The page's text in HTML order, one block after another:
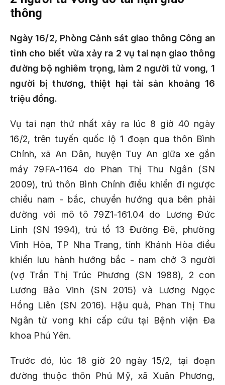
thông
Ngày 16/2, Phòng Cảnh sát giao thông Công an
tỉnh cho biết vừa xảy ra 2 vụ tai nạn giao thông
đường bộ nghiêm trọng, làm 2 người tử vong, 1
người bị thương, thiệt hại tài sản khoảng 16
triệu đồng.
Vụ tai nạn thứ nhất xảy ra lúc 8 giờ 40 ngày
16/2, trên tuyến quốc lộ 1 đoạn qua thôn Bình
Chính, xã An Dân, huyện Tuy An giữa xe gắn
máy 79FA-1164 do Phan Thị Thu Ngân (SN
2009), trú thôn Bình Chính điều khiển đi ngược
chiều nam - bắc, chuyển hướng qua bên phải
đường với mô tô 79Z1-161.04 do Lương Đức
Linh (SN 1994), trú tổ 13 Đường Đê, phường
Vĩnh Hòa, TP Nha Trang, tỉnh Khánh Hòa điều
khiển lưu hành hướng bắc - nam chở 3 người
(vợ Trần Thị Trúc Phương (SN 1988), 2 con
Lương Bảo Vinh (SN 2015) và Lương Ngọc
Hồng Liên (SN 2016). Hậu quả, Phan Thị Thu
Ngân tử vong khi cấp cứu tại Bệnh viện Đa
khoa Phú Yên.
Trước đó, lúc 18 giờ 20 ngày 15/2, tại đoạn
đường thuộc thôn Phú Mỹ, xã Xuân Phương,